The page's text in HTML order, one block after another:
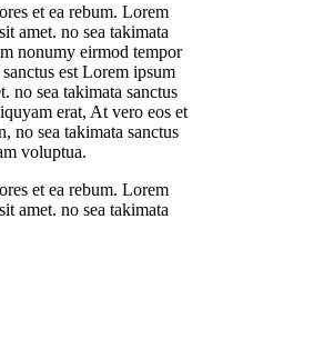
et ea rebum. Lorem
amet. no sea takimata
nonumy eirmod tempor
est Lorem ipsum
no sea takimata sanctus
erat, At vero eos et
no sea takimata sanctus
voluptua.
et ea rebum. Lorem
amet. no sea takimata